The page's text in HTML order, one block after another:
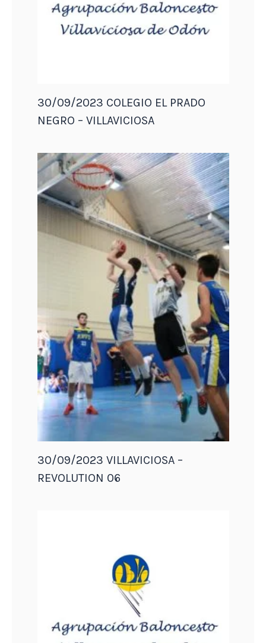
30/09/2023 COLEGIO EL PRADO
NEGRO – VILLAVICIOSA
30/09/2023 VILLAVICIOSA –
REVOLUTION 06